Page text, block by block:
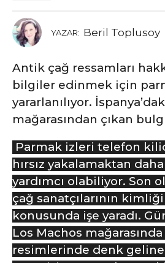
6
y
n
c
e
YAZAR: Beril Toplusoy
Antik çağ ressamları
bilgiler edinmek için
yararlanılıyor.
mağarasından çıkan
Parmak izleri telefon
hırsız yakalamaktan
yardımcı olabiliyor. Son
çağ sanatçılarının
konusunda işe yaradı.
Los Machos
resimlerinde denk